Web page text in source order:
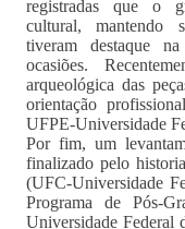
registradas que o
cultural, mantendo
tiveram destaque
ocasiões.
arqueológica das
orientação
UFPE-Universidade
Por fim, um
finalizado pelo
(UFC-Universidade
Programa de Pós-
Universidade Federal